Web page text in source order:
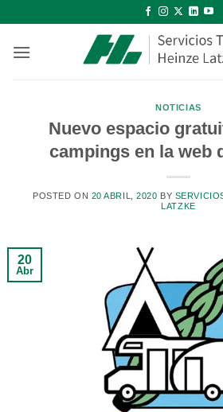
contenido
NOTICIAS
Nuevo espacio
campings en la web
POSTED ON 20 ABRIL, 2020 BY
LATZKE
20
Abr